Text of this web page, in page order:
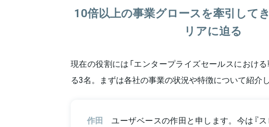
10倍以上の事業グロースを牽引して
リアに迫る
現在の役割には「エンタープライズセールスにおけ
る3名。まずは各社の事業の状況や特徴について紹介
作田
ユーザベースの作田と申します。今は『